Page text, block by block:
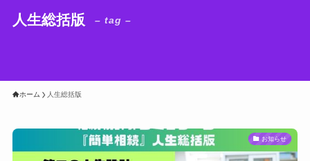
人生総括版 – tag –
ホーム 人生総括版
お知らせ